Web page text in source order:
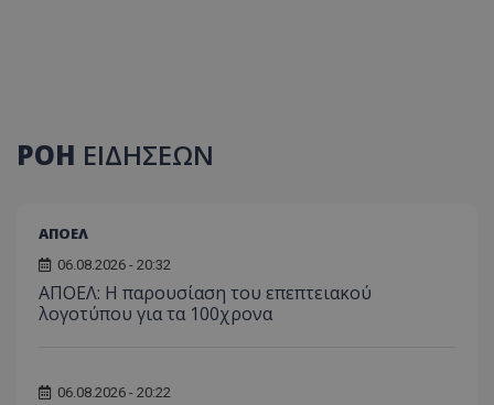
ΡΟΗ ΕΙΔΗΣΕΩΝ
ΑΠΟΕΛ
06.08.2026 - 20:32
ΑΠΟΕΛ: Η παρουσίαση του επεπτειακού
λογοτύπου για τα 100χρονα
06.08.2026 - 20:22